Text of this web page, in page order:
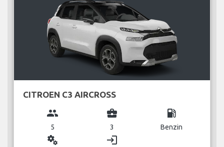
CITROEN C3 AIRCROSS
group
5
business_center
3
local_gas_station
Benzin
miscellaneous_services login